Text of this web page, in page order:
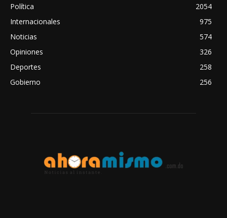
Política
2054
Internacionales
975
Noticias
574
Opiniones
326
Deportes
258
Gobierno
256